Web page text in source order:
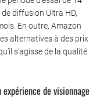
diffusion Ultra HD,
En outre, Amazon
alternatives à des prix
s’agisse de la qualité
de visionnage